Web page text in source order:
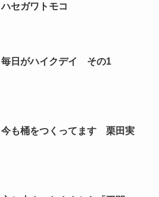
ハセガワトモコ
毎日がハイクデイ その1
今も桶をつくってます 栗田実